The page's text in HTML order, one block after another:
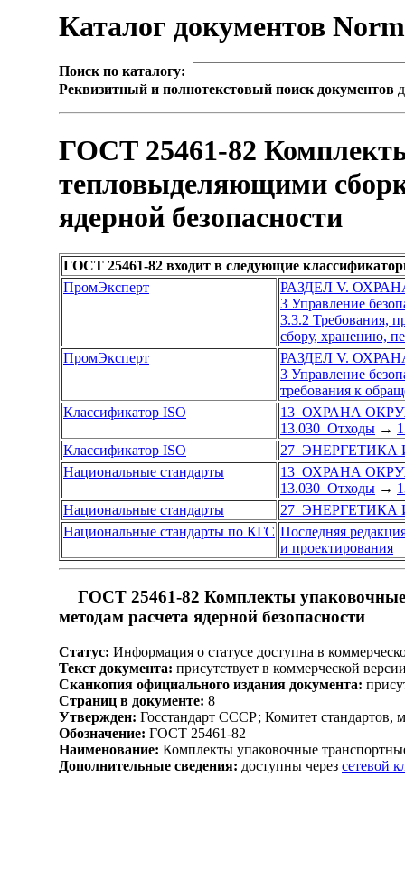
Каталог документов
Поиск по каталогу:
Реквизитный и полнотекстовый поиск документов
ГОСТ 25461-82
тепловыделяющими
ядерной безопасности
ГОСТ 25461-82 входит в следующие
ПромЭксперт
РАЗДЕЛ V.
3 Управление
3.3.2 Требования,
сбору, хранению,
ПромЭксперт
РАЗДЕЛ V.
3 Управление
требования к
Классификатор ISO
13 ОХРАНА
13.030 Отходы →
Классификатор ISO
27
Национальные стандарты
13 ОХРАНА
13.030 Отходы →
Национальные стандарты
27
Национальные стандарты по КГС Последняя
и проектирования
ГОСТ 25461-82 Комплекты
методам расчета ядерной безопасности
Статус: Информация о статусе доступна в
Текст документа: присутствует в коммерческой
Сканкопия официального издания документа:
Страниц в документе: 8
Утвержден: Госстандарт СССР; Комитет
Обозначение: ГОСТ 25461-82
Наименование: Комплекты упаковочные
Дополнительные сведения: доступны через сетевой